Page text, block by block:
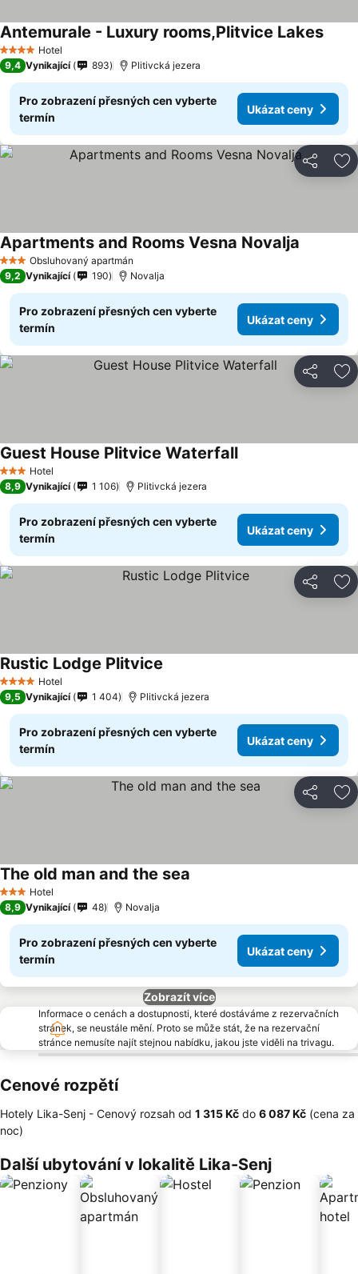
4 Počet hvězdiček
Hotel
Antemurale - Luxury rooms,Plitvice Lakes
9,4 Vynikající 893 Plitivcká jezera
Pro zobrazení přesných cen vyberte
termín
Ukázat ceny
Sdílet
3 Počet hvězdiček
Obsluhovaný apartmán
Apartments and Rooms Vesna Novalja
9,2 Vynikající 190 Novalja
Pro zobrazení přesných cen vyberte
termín
Ukázat ceny
Sdílet
3 Počet hvězdiček
Hotel
Guest House Plitvice WaterfallUkázat ceny
8,9 Vynikající 1 106 Plitivcká jezera
Pro zobrazení přesných cen vyberte
termín
Ukázat ceny
Sdílet
4 Počet hvězdiček
Hotel
Rustic Lodge Plitvice
9,5 Vynikající 1 404 Plitivcká jezera
Pro zobrazení přesných cen vyberte
termín
Ukázat ceny
Sdílet
3 Počet hvězdiček
Hotel
The old man and the sea
8,9 Vynikající 48 Novalja
Pro zobrazení přesných cen vyberte
termín
Ukázat ceny
Zobrazít více
Informace o cenách a dostupnosti, které dostáváme z rezervačních
stránek, se neustále mění. Proto se může stát, že na rezervační
stránce nemusíte najít stejnou nabídku, jakou jste viděli na trivagu.
Cenové rozpětí
Hotely Lika-Senj - Cenový rozsah od ‎1 315 Kč do ‎6 087 Kč (cena za
noc)
Další ubytování v lokalitě Lika-Senj